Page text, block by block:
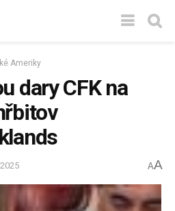
Ameriky
dary CFK na
AA